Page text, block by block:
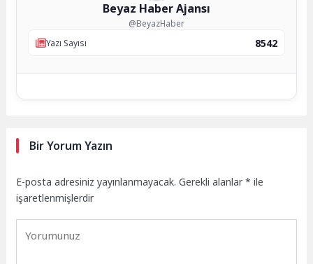
Beyaz Haber Ajansı
@BeyazHaber
Yazı Sayısı
8542
Bir Yorum Yazın
E-posta adresiniz yayınlanmayacak. Gerekli alanlar* ile
işaretlenmişlerdir